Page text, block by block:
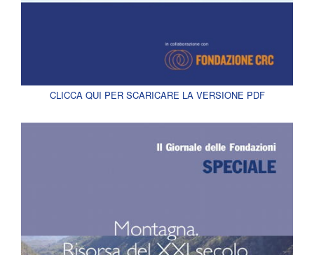
CLICCA QUI PER SCARICARE LA VERSIONE PDF